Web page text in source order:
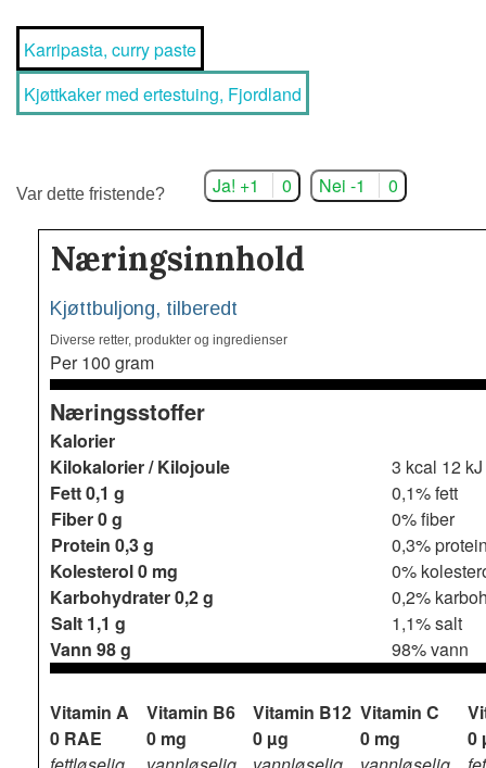
Karripasta, curry paste
Kjøttkaker med ertestuing, Fjordland
Var dette fristende? Ja! +1 0 Nei -1 0
Næringsinnhold
Kjøttbuljong, tilberedt
Diverse retter, produkter og ingredienser
Per 100 gram
Næringsstoffer
Kalorier
Kilokalorier / Kilojoule
3 kcal 12 kJ
Fett0,1 g
0,1% fett
Fiber0 g
0% fiber
Protein 0,3 g
0,3%
Kolesterol0 mg
0%
Karbohydrater0,2 g
0,2%
Salt 1,1 g
1,1% salt
Vann 98 g 98% vann
Vitamin A
0 RAE
Vitamin B6
0 mg
Vitamin B12
0 µg
Vitamin C
0 mg
0